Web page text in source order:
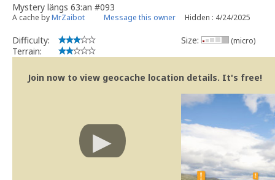
Mystery längs 63:an #093
A cache byMrZaibot Message this owner Hidden : 4/24/2025
Difficulty:
Terrain:
Size: (micro)
Join now to view geocache location details. It's free!